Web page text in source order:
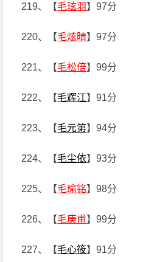
219、【毛玹羽】97分
220、【毛炫晴】97分
221、【毛松倍】99分
222、【毛辉江】91分
223、【毛元第】94分
224、【毛尘依】93分
225、【毛瑜铭】98分
226、【毛庚甫】99分
227、【毛心筱】91分